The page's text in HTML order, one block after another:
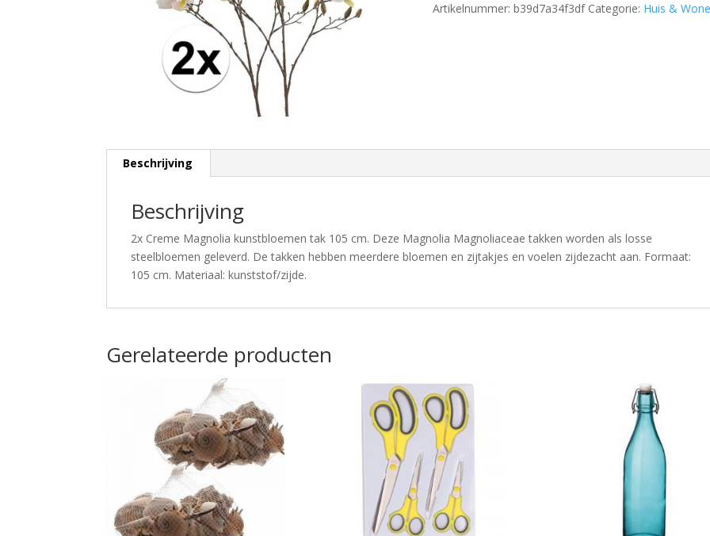
Artikelnummer:b39d7a34f3df Categorie: Huis &
Beschrijving
Beschrijving
2x Creme Magnolia kunstbloemen tak 105 cm. Deze Magnolia Magnoliaceae takken worden als losse
steelbloemen geleverd. De takken hebben meerdere bloemen en zijtakjes en voelen zijdezacht aan. Formaat:
105 cm. Materiaal: kunststof/zijde.
Gerelateerde producten